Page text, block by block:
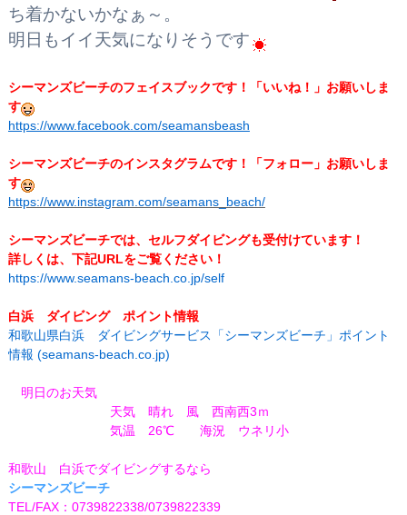
ち着かないかなぁ～。
明日もイイ天気になりそうです
シーマンズビーチのフェイスブックです！
「いいね！」お願いしま
す
https://www.facebook.com/seamansbeash
シーマンズビーチのインスタグラムです！「フォロー」お願いしま
す
https://www.instagram.com/seamans_beach/
シーマンズビーチでは、セルフダイビングも受付けています！
詳しくは、下記URLをご覧ください！
https://www.seamans-beach.co.jp/self
白浜 ダイビング ポイント情報
和歌山県白浜 ダイビングサービス「シーマンズビーチ」ポイント
情報 (seamans-beach.co.jp)
明日のお天気
天気 晴れ 風 西南西3ｍ
気温 26℃ 海況 ウネリ小
和歌山 白浜でダイビングするなら
シーマンズビーチ
TEL/FAX：0739822338/0739822339